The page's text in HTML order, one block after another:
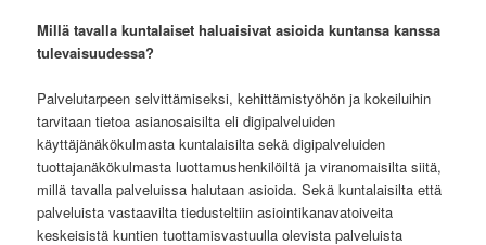
Millä tavalla kuntalaiset haluaisivat asioida kuntansa kanssa
tulevaisuudessa?
Palvelutarpeen selvittämiseksi, kehittämistyöhön ja kokeiluihin
tarvitaan tietoa asianosaisilta eli digipalveluiden
käyttäjänäkökulmasta kuntalaisilta sekä digipalveluiden
tuottajanäkökulmasta luottamushenkilöiltä ja viranomaisilta siitä,
millä tavalla palveluissa halutaan asioida. Sekä kuntalaisilta että
palveluista vastaavilta tiedusteltiin asiointikanavatoiveita
keskeisistä kuntien tuottamisvastuulla olevista palveluista